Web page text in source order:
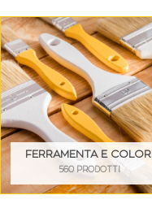
FERRAMENTA E COLORI
560 PRODOTTI